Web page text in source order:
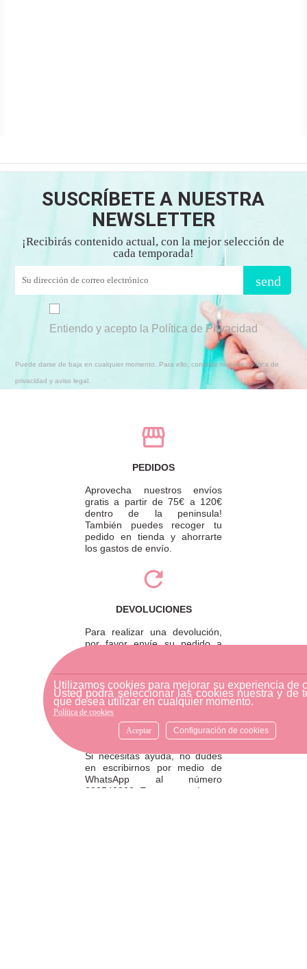
Utilizamos cookies para mejorar su experiencia de
Usted podrá seleccionar las cookies nuestra y de
que desea utilizar en cualquier momento.
Política de cookies
Aceptar
Configuración de cookies
SUSCRÍBETE A NUESTRA
NEWSLETTER
¡Recibirás contenido actual, con la mejor selección de
cada temporada!
send
Entiendo y acepto la Política de Privacidad
Puede darse de baja en cualquier momento. Para ello, consulte nuestra política de
privacidad y aviso legal.
PEDIDOS
Aprovecha nuestros envíos
gratis a partir de 75€ a 120€
dentro de la peninsula!
También puedes recoger tu
pedido en tienda y ahorrarte
los gastos de envío.
DEVOLUCIONES
Para realizar una devolución,
por favor envíe su pedido a
tienda física más cercana.
ATENCIÓN AL CLIENTE
Si necesitas ayuda, no dudes
en escribirnos por medio de
WhatsApp al número
633540808. Estamos aquí para